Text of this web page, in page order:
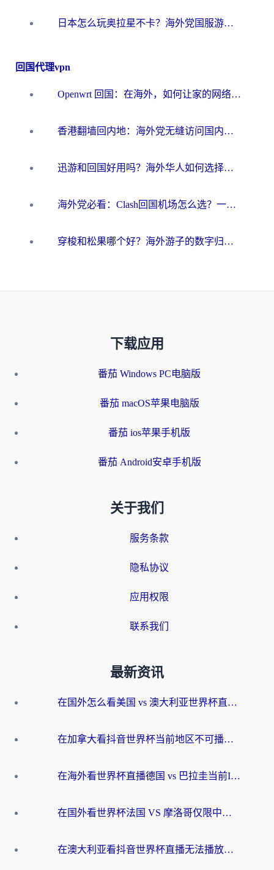
日本怎么玩奥拉星不卡？海外党国服游戏加速器选择全攻略
回国代理vpn
Openwrt 回国：在海外，如何让家的网络触手可及
香港翻墙回内地：海外党无缝访问国内资源的加速器选择全攻略
迅游和回国好用吗？海外华人如何选择靠谱的回国加速器
海外党必看：Clash回国机场怎么选？一篇搞定无缝访问国内资源的全攻略
穿梭和松果哪个好？海外游子的数字归乡路，到底该怎么选
下载应用
番茄 Windows PC电脑版
番茄 macOS苹果电脑版
番茄 ios苹果手机版
番茄 Android安卓手机版
关于我们
服务条款
隐私协议
应用权限
联系我们
最新资讯
在国外怎么看美国 vs 澳大利亚世界杯直播？海外党必藏的中文解说观赛指南
在加拿大看抖音世界杯当前地区不可播放？海外党体育观赛终极指南
在海外看世界杯直播德国 vs 巴拉圭当前IP受限制？这篇指南帮你轻松解决地区限制
在国外看世界杯法国 VS 摩洛哥仅限中国大陆？别让地域限制拦下你的欢呼
在澳大利亚看抖音世界杯直播无法播放？海外党体育观赛终极指南来了！